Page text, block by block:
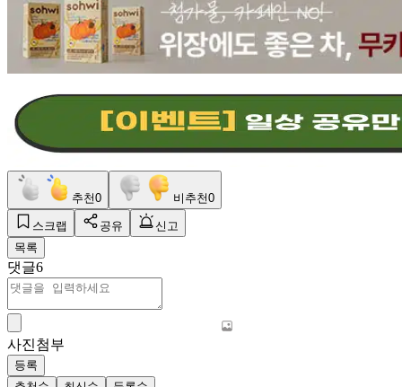
추천0 비추천0
스크랩 공유
신고
목록
댓글6
사진첨부
등록